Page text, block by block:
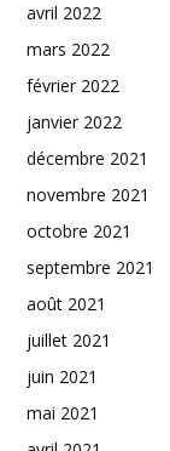
avril 2022
mars 2022
février 2022
janvier 2022
décembre 2021
novembre 2021
octobre 2021
septembre 2021
août 2021
juillet 2021
juin 2021
mai 2021